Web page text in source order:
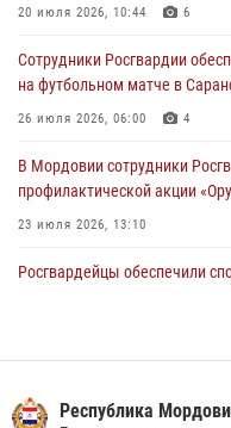
подозреваемого в
05 августа 2026, 12:34
20 июля 2026, 10:44 6
Сотрудники Росгвардии
на футбольном матче в
26 июля 2026, 06:00 4
В Мордовии сотрудники
профилактической акции
23 июля 2026, 13:10
Росгвардейцы обеспечили
обеспечили безопасность на
Республика